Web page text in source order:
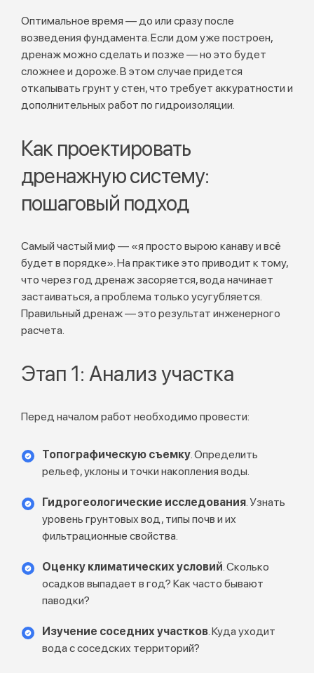
Оптимальное время — до или сразу после
возведения фундамента. Если дом уже построен,
дренаж можно сделать и позже — но это будет
сложнее и дороже. В этом случае придется
откапывать грунт у стен, что требует аккуратности и
дополнительных работ по гидроизоляции.
Как проектировать
дренажную систему:
пошаговый подход
Самый частый миф — «я просто вырою канаву и всё
будет в порядке». На практике это приводит к тому,
что через год дренаж засоряется, вода начинает
застаиваться, а проблема только усугубляется.
Правильный дренаж — это результат инженерного
расчета.
Этап 1: Анализ участка
Перед началом работ необходимо провести:
Топографическую съемку. Определить
рельеф, уклоны и точки накопления воды.
Гидрогеологические исследования. Узнать
уровень грунтовых вод, типы почв и их
фильтрационные свойства.
Оценку климатических условий. Сколько
осадков выпадает в год? Как часто бывают
паводки?
Изучение соседних участков. Куда уходит
вода с соседских территорий?